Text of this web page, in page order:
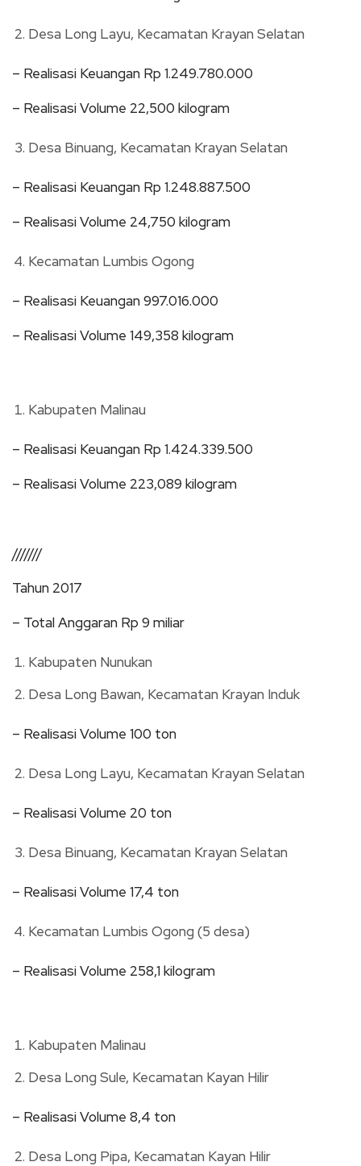
Desa Long Layu, Kecamatan Krayan Selatan
– Realisasi Keuangan Rp 1.249.780.000
– Realisasi Volume 22,500 kilogram
Desa Binuang, Kecamatan Krayan Selatan
– Realisasi Keuangan Rp 1.248.887.500
– Realisasi Volume 24,750 kilogram
Kecamatan Lumbis Ogong
– Realisasi Keuangan 997.016.000
– Realisasi Volume 149,358 kilogram
Kabupaten Malinau
– Realisasi Keuangan Rp 1.424.339.500
– Realisasi Volume 223,089 kilogram
///////
Tahun 2017
– Total Anggaran Rp 9 miliar
Kabupaten Nunukan
Desa Long Bawan, Kecamatan Krayan Induk
– Realisasi Volume 100 ton
Desa Long Layu, Kecamatan Krayan Selatan
– Realisasi Volume 20 ton
Desa Binuang, Kecamatan Krayan Selatan
– Realisasi Volume 17,4 ton
Kecamatan Lumbis Ogong (5 desa)
– Realisasi Volume 258,1 kilogram
Kabupaten Malinau
Desa Long Sule, Kecamatan Kayan Hilir
– Realisasi Volume 8,4 ton
Desa Long Pipa, Kecamatan Kayan Hilir